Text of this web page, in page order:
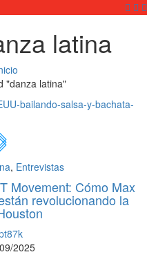
latina
"danza latina"
, Entrevistas
Movement: Cómo Max
revolucionando la
2025